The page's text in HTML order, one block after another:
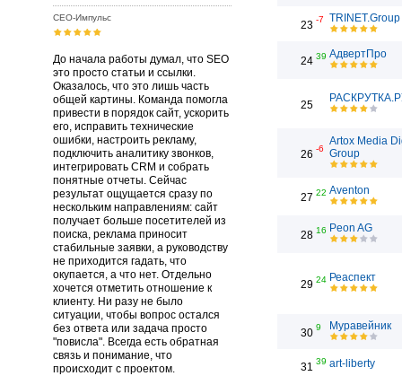
СЕО-Импульс
До начала работы думал, что SEO
это просто статьи и ссылки.
Оказалось, что это лишь часть
общей картины. Команда помогла
привести в порядок сайт, ускорить
его, исправить технические
ошибки, настроить рекламу,
подключить аналитику звонков,
интегрировать CRM и собрать
понятные отчеты. Сейчас
результат ощущается сразу по
нескольким направлениям: сайт
получает больше посетителей из
поиска, реклама приносит
стабильные заявки, а руководству
не приходится гадать, что
окупается, а что нет. Отдельно
хочется отметить отношение к
клиенту. Ни разу не было
ситуации, чтобы вопрос остался
без ответа или задача просто
"повисла". Всегда есть обратная
связь и понимание, что
происходит с проектом.
23 -7 TRINET.Group
24 39 АдвертПро
25
26 -6
Artox Media
Group
27 22 Aventon
28 16 Peon AG
29 24 Реаспект
30 9 Муравейник
31 39 art-liberty